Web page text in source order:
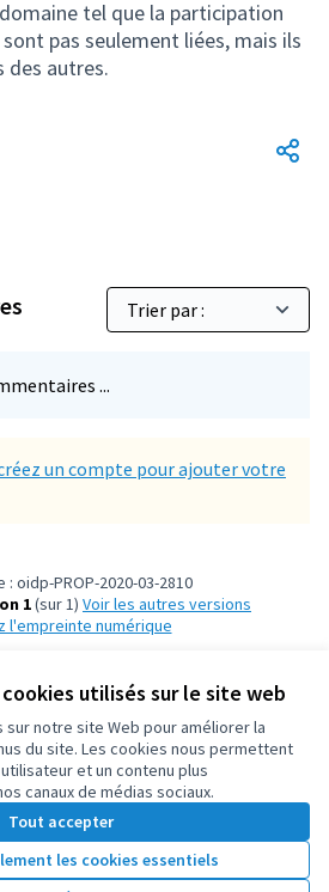
utilisés sur le site web
notre site Web pour améliorer la
du site. Les cookies nous permettent
et un contenu plus
canaux de médias sociaux.
Tout accepter
les cookies essentiels
...
un compte pour ajouter votre
oidp-PROP-2020-03-2810
1(sur 1)
voir les autres versions
l'empreinte numérique
langueElegir el idioma
Licence
(Lien